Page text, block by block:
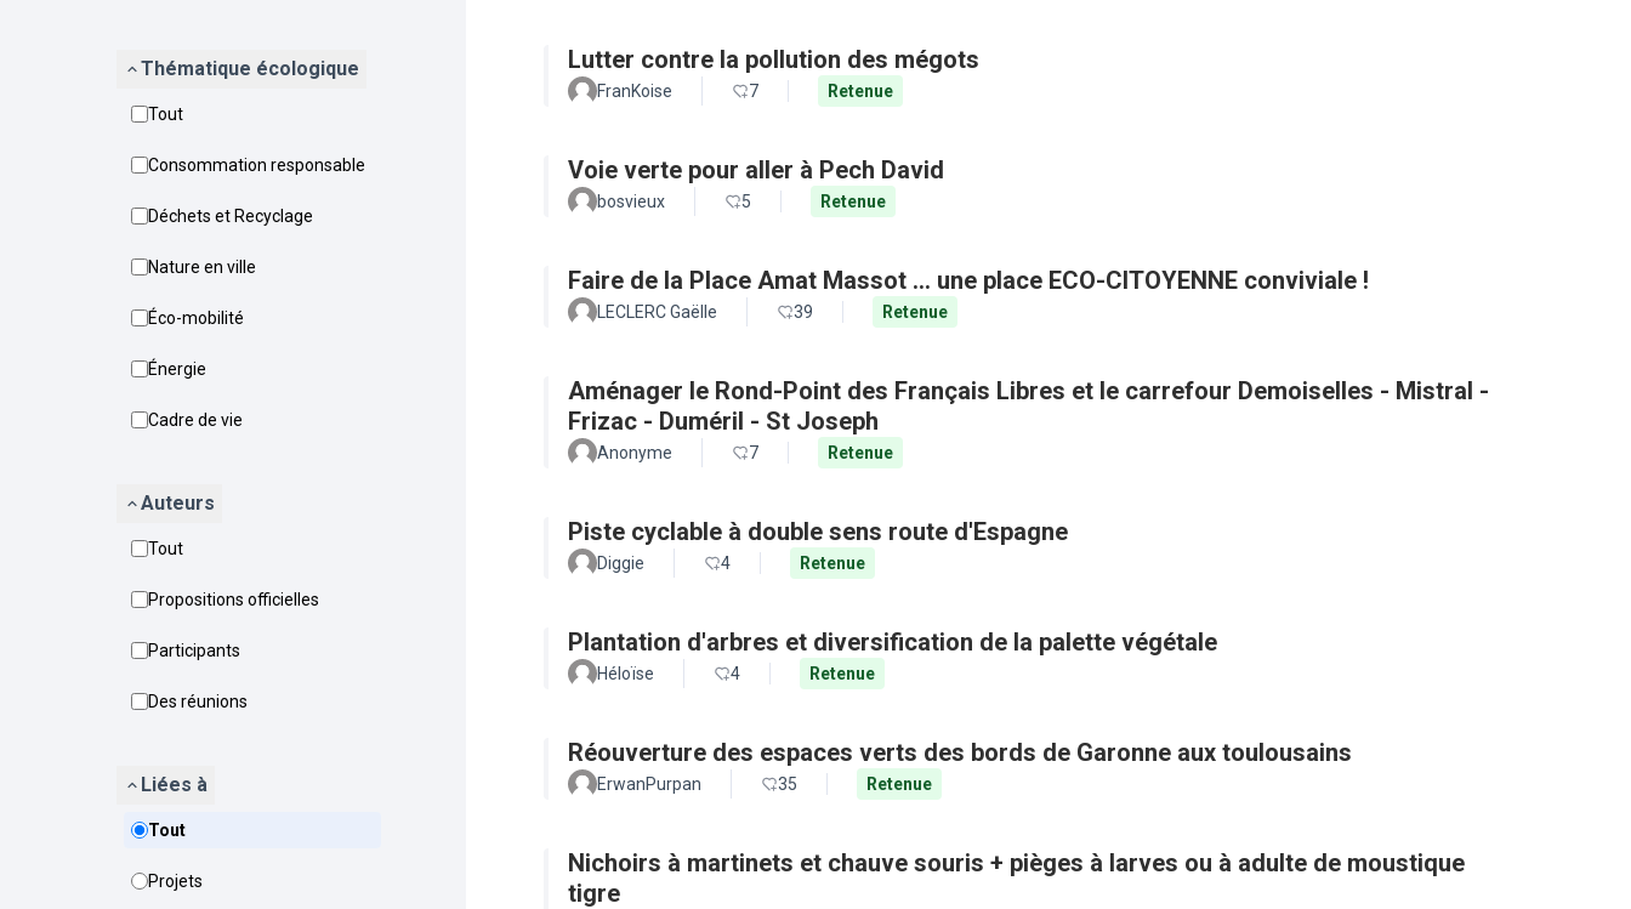
Thématique écologique
Tout
Consommation responsable
Déchets et Recyclage
Nature en ville
Éco-mobilité
Énergie
Cadre de vie
Auteurs
Tout
Propositions officielles
Participants
Des réunions
Liées à
Tout
Projets
Lutter contre la pollution des mégots
FranKoise 7 Retenue
Voie verte pour aller à Pech David
bosvieux 5 Retenue
Faire de la Place Amat Massot ... une place ECO-CITOYENNE conviviale !
LECLERC Gaëlle 39 Retenue
Aménager le Rond-Point des Français Libres et le carrefour Demoiselles - Mistral -
Frizac - Duméril - St Joseph
Anonyme 7 Retenue
Piste cyclable à double sens route d'Espagne
Diggie 4 Retenue
Plantation d'arbres et diversification de la palette végétale
Héloïse 4 Retenue
Réouverture des espaces verts des bords de Garonne aux toulousains
ErwanPurpan 35 Retenue
Nichoirs à martinets et chauve souris + pièges à larves ou à adulte de moustique
tigre